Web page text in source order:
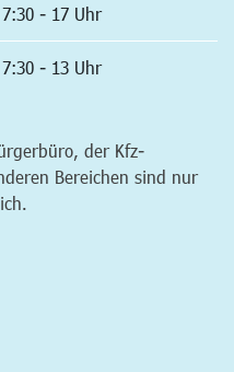
7:30 - 17 Uhr
7:30 - 13 Uhr
der Kfz-
Bereichen sind nur